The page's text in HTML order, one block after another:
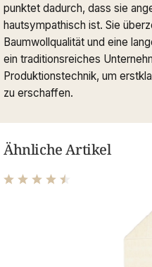
punktet dadurch, dass sie
hautsympathisch ist. Sie
Baumwollqualität und eine
ein traditionsreiches
Produktionstechnik, um
zu erschaffen.
Ähnliche Artikel
Durchschnittliche